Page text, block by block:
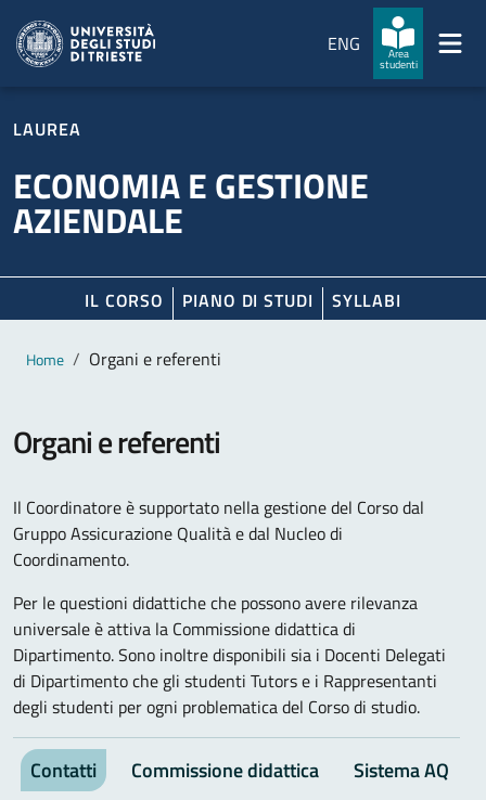
ENG
Area
studenti
LAUREA
ECONOMIA E GESTIONE
AZIENDALE
IL CORSO PIANO DI STUDI SYLLABI
Contenuto principale
Breadcrumb
Home Organi e referenti
Organi e referenti
Il Coordinatore è supportato nella gestione del Corso dal
Gruppo Assicurazione Qualità e dal Nucleo di
Coordinamento.
Per le questioni didattiche che possono avere rilevanza
universale è attiva la Commissione didattica di
Dipartimento. Sono inoltre disponibili sia i Docenti Delegati
di Dipartimento che gli studenti Tutors e i Rappresentanti
degli studenti per ogni problematica del Corso di studio.
Contatti Commissione didattica Sistema AQ